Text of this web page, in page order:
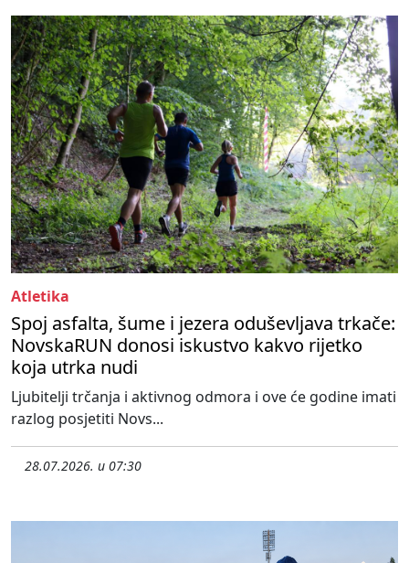
Atletika
Spoj asfalta, šume i jezera oduševljava trkače:
NovskaRUN donosi iskustvo kakvo rijetko
koja utrka nudi
Ljubitelji trčanja i aktivnog odmora i ove će godine imati
razlog posjetiti Novs...
28.07.2026. u 07:30